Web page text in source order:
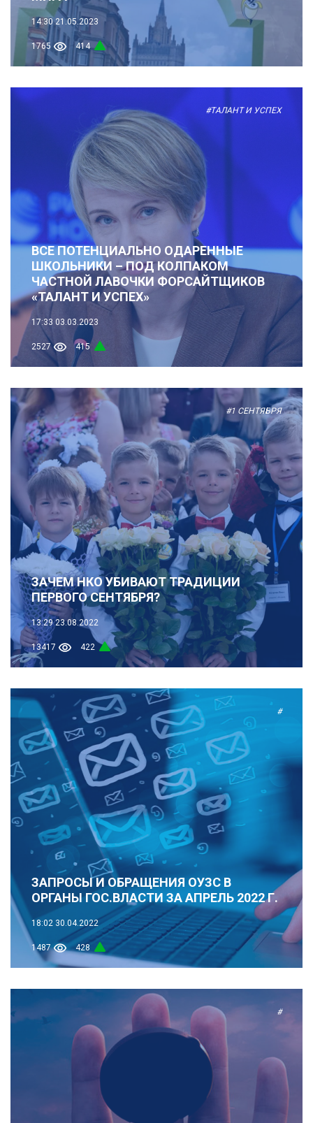
14:30 21.05.2023
1765 414
#ТАЛАНТ И УСПЕХ
ВСЕ ПОТЕНЦИАЛЬНО ОДАРЕННЫЕ
ШКОЛЬНИКИ – ПОД КОЛПАКОМ
ЧАСТНОЙ ЛАВОЧКИ ФОРСАЙТЩИКОВ
«ТАЛАНТ И УСПЕХ»
17:33 03.03.2023
2527 415
#1 СЕНТЯБРЯ
ЗАЧЕМ НКО УБИВАЮТ ТРАДИЦИИ
ПЕРВОГО СЕНТЯБРЯ?
13:29 23.08.2022
13417 422
#
ЗАПРОСЫ И ОБРАЩЕНИЯ ОУЗС В
ОРГАНЫ ГОС.ВЛАСТИ ЗА АПРЕЛЬ 2022 Г.
18:02 30.04.2022
1487 428
#